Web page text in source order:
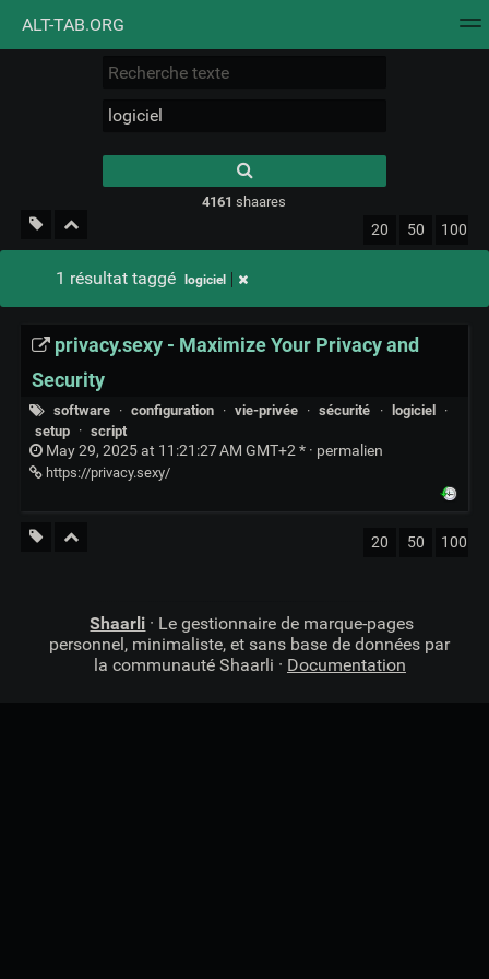
ALT-TAB.ORG
Nuage de tags Mur d'images
results.
4161 shaares
20 50 100
1 résultat taggé logiciel
privacy.sexy - Maximize Your Privacy and
Security
software · configuration · vie-privée · sécurité · logiciel
·
setup
· script
May 29, 2025 at 11:21:27 AM GMT+2 * · permalien
https://privacy.sexy/
20 50 100
Shaarli · Le gestionnaire de marque-pages
personnel, minimaliste, et sans base de données par
la communauté Shaarli · Documentation